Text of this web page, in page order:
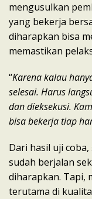
mengusulkan
yang bekerja
diharapkan bisa
memastikan
“Karena kalau
selesai. Harus
dan dieksekusi.
bisa bekerja tiap
Dari hasil uji
sudah berjalan
diharapkan. Tapi,
terutama di